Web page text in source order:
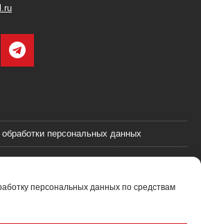
персональных данных по средствам
персональных данных
персональных данных
(оферта)